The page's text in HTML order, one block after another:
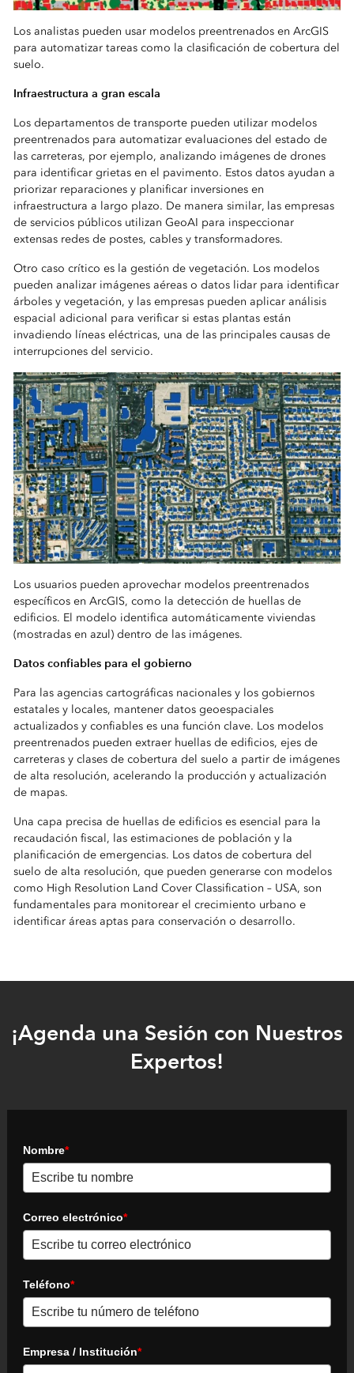
¿Cómo se hace? La parte
Los analistas pueden usar modelos preentrenados en ArcGIS
para automatizar tareas como la clasificación de cobertura del
suelo.
Infraestructura a gran escala
Los departamentos de transporte pueden utilizar modelos
preentrenados para automatizar evaluaciones del estado de
las carreteras, por ejemplo, analizando imágenes de drones
para identificar grietas en el pavimento. Estos datos ayudan a
priorizar reparaciones y planificar inversiones en
infraestructura a largo plazo. De manera similar, las empresas
de servicios públicos utilizan GeoAI para inspeccionar
extensas redes de postes, cables y transformadores.
Otro caso crítico es la gestión de vegetación. Los modelos
pueden analizar imágenes aéreas o datos lidar para identificar
árboles y vegetación, y las empresas pueden aplicar análisis
espacial adicional para verificar si estas plantas están
invadiendo líneas eléctricas, una de las principales causas de
interrupciones del servicio.
Los usuarios pueden aprovechar modelos preentrenados
específicos en ArcGIS, como la detección de huellas de
edificios. El modelo identifica automáticamente viviendas
(mostradas en azul) dentro de las imágenes.
Datos confiables para el gobierno
Para las agencias cartográficas nacionales y los gobiernos
estatales y locales, mantener datos geoespaciales
actualizados y confiables es una función clave. Los modelos
preentrenados pueden extraer huellas de edificios, ejes de
carreteras y clases de cobertura del suelo a partir de imágenes
de alta resolución, acelerando la producción y actualización
de mapas.
Una capa precisa de huellas de edificios es esencial para la
recaudación fiscal, las estimaciones de población y la
planificación de emergencias. Los datos de cobertura del
suelo de alta resolución, que pueden generarse con modelos
como High Resolution Land Cover Classification – USA, son
fundamentales para monitorear el crecimiento urbano e
identificar áreas aptas para conservación o desarrollo.
¡Agenda una Sesión con Nuestros
Expertos!
Nombre*
Correo electrónico*
Teléfono*
Empresa / Institución*